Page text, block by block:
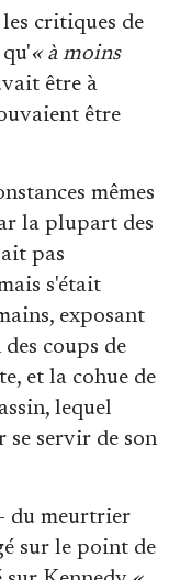
critiques de
« à moins
être à
être
mêmes
la plupart des
pas
s'était
exposant
coups de
et la cohue de
lequel
servir de son
du meurtrier
sur le point de